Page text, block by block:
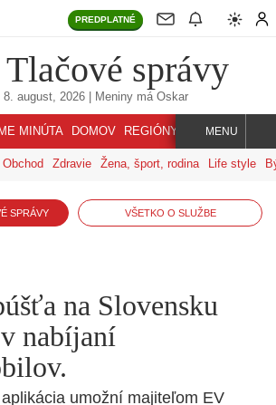
PREDPLATNÉ
Tlačové správy
8. august, 2026| Meniny má Oskar
MINÚTA DOMOV REGIÓNY INDEX SVET
MENU
Obchod Zdravie Žena, šport, rodina Life style
SPRÁVY VŠETKO O SLUŽBE
na Slovensku
nabíjaní
umožní majiteľom EV